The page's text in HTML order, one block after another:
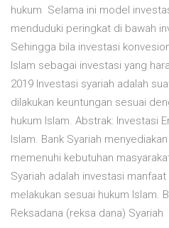
hukum Selama ini model
menduduki peringkat di bawah
Sehingga bila investasi
Islam sebagai investasi yang
2019 Investasi syariah adalah
dilakukan keuntungan sesuai
hukum Islam. Abstrak: Investasi
Islam. Bank Syariah
memenuhi kebutuhan
Syariah adalah investasi
melakukan sesuai hukum Islam.
Reksadana (reksa dana) Syariah